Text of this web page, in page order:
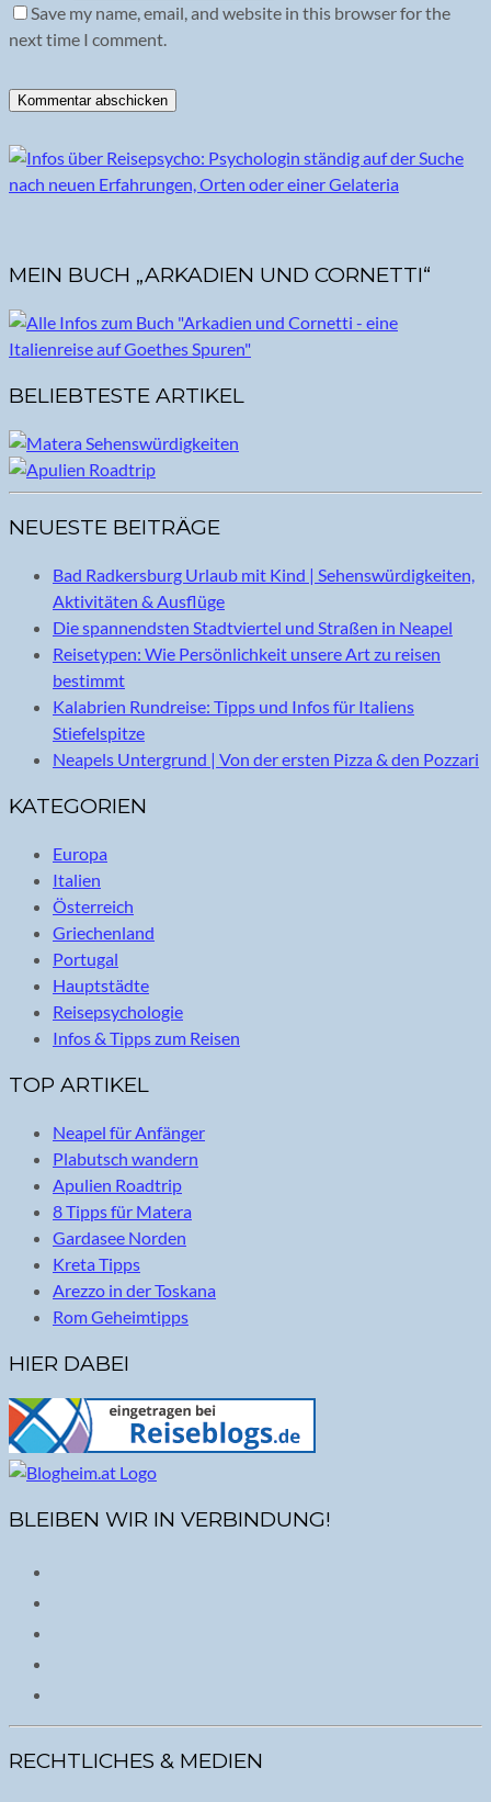
Save my name, email, and website in this browser for the
next time I comment.
MEIN BUCH „ARKADIEN UND CORNETTI“
BELIEBTESTE ARTIKEL
NEUESTE BEITRÄGE
Bad Radkersburg Urlaub mit Kind | Sehenswürdigkeiten,
Aktivitäten & Ausflüge
Die spannendsten Stadtviertel und Straßen in Neapel
Reisetypen: Wie Persönlichkeit unsere Art zu reisen
bestimmt
Kalabrien Rundreise: Tipps und Infos für Italiens
Stiefelspitze
Neapels Untergrund | Von der ersten Pizza & den Pozzari
KATEGORIEN
Europa
Italien
Österreich
Griechenland
Portugal
Hauptstädte
Reisepsychologie
Infos & Tipps zum Reisen
TOP ARTIKEL
Neapel für Anfänger
Plabutsch wandern
Apulien Roadtrip
8 Tipps für Matera
Gardasee Norden
Kreta Tipps
Arezzo in der Toskana
Rom Geheimtipps
HIER DABEI
BLEIBEN WIR IN VERBINDUNG!
RECHTLICHES & MEDIEN